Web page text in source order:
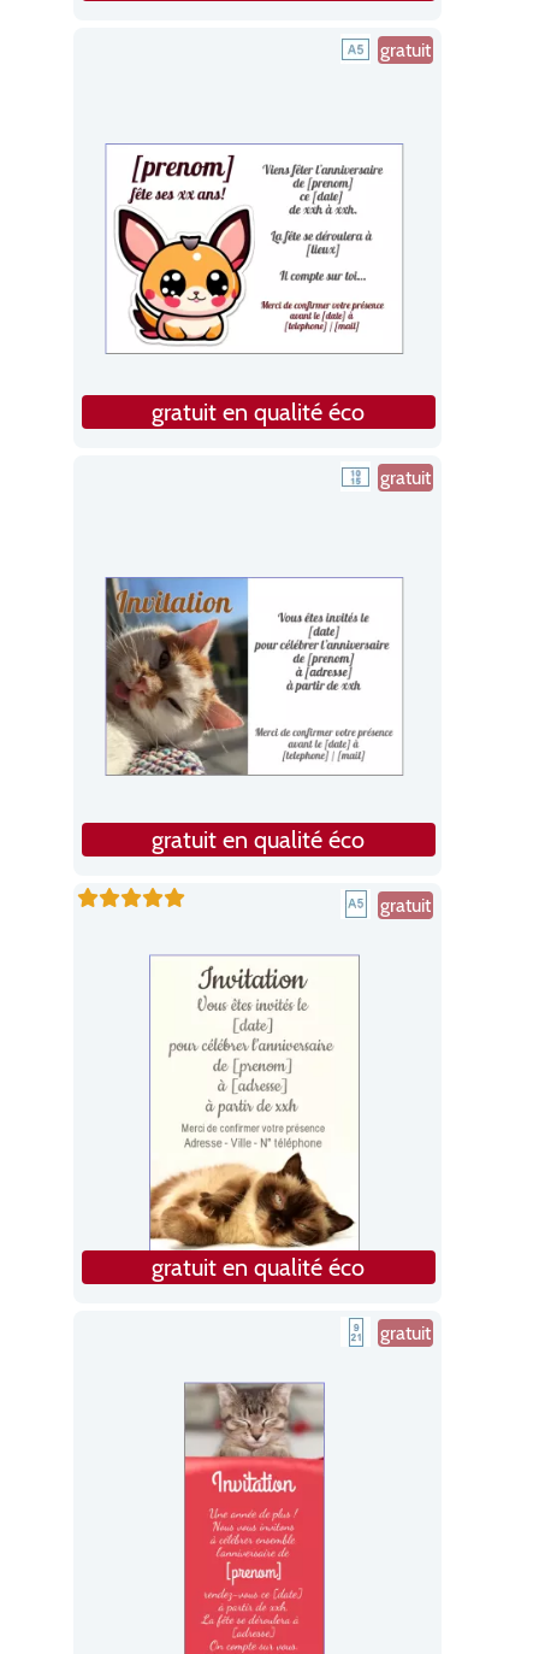
gratuit
gratuit en qualité éco
gratuit
gratuit en qualité éco
gratuit
gratuit en qualité éco
gratuit